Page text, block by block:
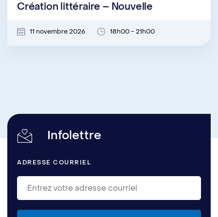
Création littéraire – Nouvelle
11 novembre 2026 18h00 - 21h00
Infolettre
ADRESSE COURRIEL